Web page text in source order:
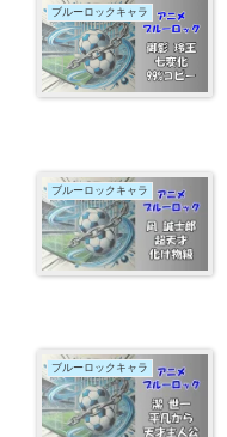
ブルーロックキャラ
ブルーロックキャラ
ブルーロックキャラ